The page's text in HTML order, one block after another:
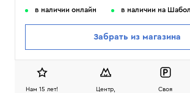
в наличии онлайн в наличии на
Забрать из магазина
Нам 15 лет!
Центр,
Своя